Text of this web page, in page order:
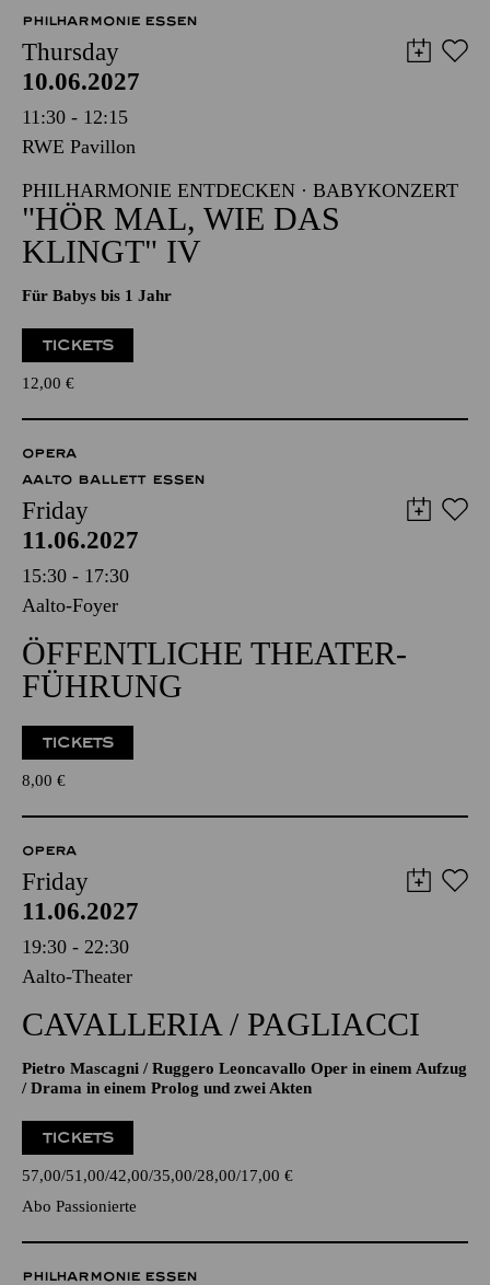
PHILHARMONIE ESSEN
Thursday
10.06.2027
11:30 - 12:15
RWE Pavillon
PHILHARMONIE ENTDECKEN · BABYKONZERT
"HÖR MAL, WIE DAS
KLINGT" IV
Für Babys bis 1 Jahr
TICKETS
12,00 €
OPERA
AALTO BALLETT ESSEN
Friday
11.06.2027
15:30 - 17:30
Aalto-Foyer
ÖFFENTLICHE THEATER­
FÜHRUNG
TICKETS
8,00 €
OPERA
Friday
11.06.2027
19:30 - 22:30
Aalto-Theater
CAVALLERIA / PAGLIACCI
Pietro Mascagni / Ruggero Leoncavallo Oper in einem Aufzug
/ Drama in einem Prolog und zwei Akten
TICKETS
57,00 51,00 42,00 35,00 28,00 17,00 €
Abo Passionierte
PHILHARMONIE ESSEN